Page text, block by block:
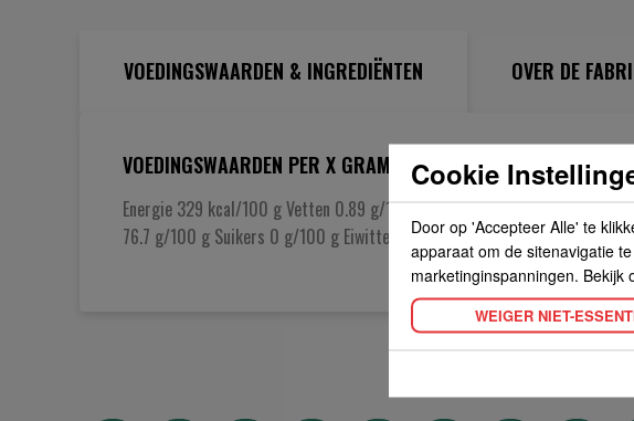
afbeeldingen-VOEDINGSWAARDEN & INGREDIËNTEN OVER DE
VOEDINGSWAARDEN PER X GRAM
Energie 329 kcal/100 g Vetten 0.89 g/100 g Verzadigde Vetten 0 g/100 g
76.7 g/100 g Suikers 0 g/100 g Eiwitten 5.0 g/100 g Zout 1.05 g/100 g
Cookie
Door op 'Accepteer Alle' te
apparaat om de sitenavigatie
marketinginspanningen. Bekijk
WEIGER NIET-